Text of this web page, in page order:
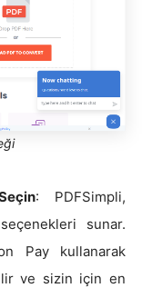
: PDFSimpli,
sunar.
Pay kullanarak
ve sizin için en